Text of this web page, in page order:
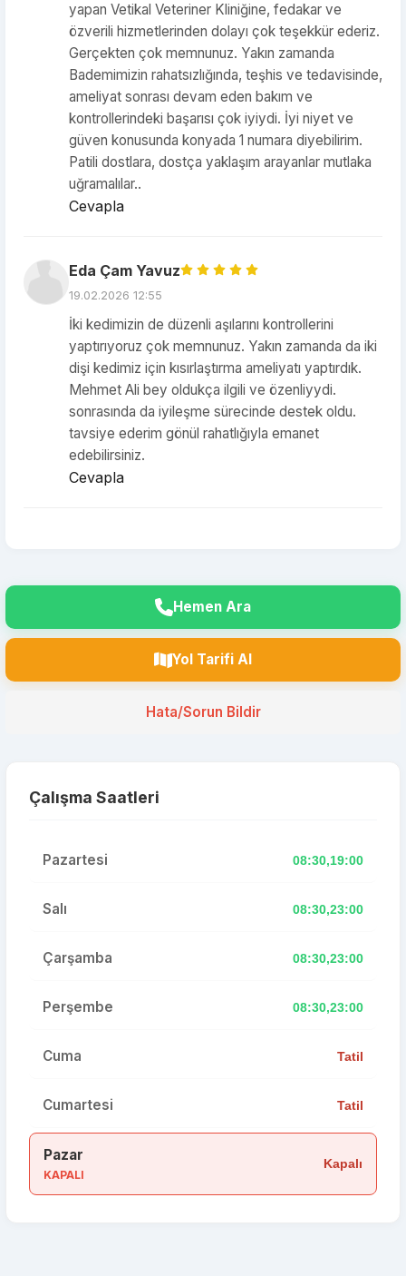
yapan Vetikal Veteriner Kliniğine, fedakar ve
özverili hizmetlerinden dolayı çok teşekkür ederiz.
Gerçekten çok memnunuz. Yakın zamanda
Bademimizin rahatsızlığında, teşhis ve tedavisinde,
ameliyat sonrası devam eden bakım ve
kontrollerindeki başarısı çok iyiydi. İyi niyet ve
güven konusunda konyada 1 numara diyebilirim.
Patili dostlara, dostça yaklaşım arayanlar mutlaka
uğramalılar..
Cevapla
Eda Çam Yavuz
19.02.2026 12:55
İki kedimizin de düzenli aşılarını kontrollerini
yaptırıyoruz çok memnunuz. Yakın zamanda da iki
dişi kedimiz için kısırlaştırma ameliyatı yaptırdık.
Mehmet Ali bey oldukça ilgili ve özenliyydi.
sonrasında da iyileşme sürecinde destek oldu.
tavsiye ederim gönül rahatlığıyla emanet
edebilirsiniz.
Cevapla
Hemen Ara
Yol Tarifi Al
Hata/Sorun Bildir
Çalışma Saatleri
Pazartesi 08:30,19:00
Salı 08:30,23:00
Çarşamba 08:30,23:00
Perşembe 08:30,23:00
Cuma Tatil
Cumartesi Tatil
Pazar
KAPALI
Kapalı